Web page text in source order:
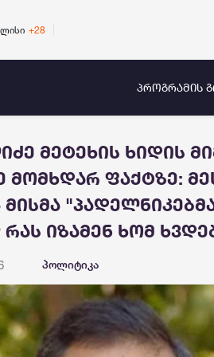
+28
ᲞᲠᲝᲒᲠᲐᲛᲘᲡ
მეტეხის ხიდის
მომხდარ ფაქტზე:
მისმა
იზამენ ხომ
პოლიტიკა